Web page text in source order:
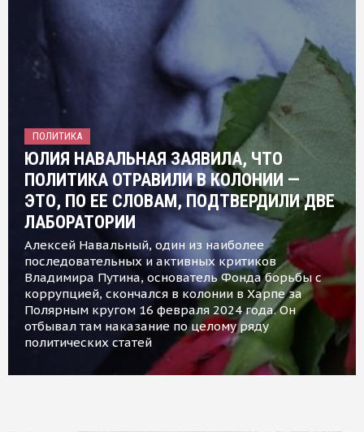
ПОЛИТИКА
ЮЛИЯ НАВАЛЬНАЯ ЗАЯВИЛА, ЧТО
ПОЛИТИКА ОТРАВИЛИ В КОЛОНИИ —
ЭТО, ПО ЕЕ СЛОВАМ, ПОДТВЕРДИЛИ ДВЕ
ЛАБОРАТОРИИ
Алексей Навальный, один из наиболее
последовательных и активных критиков
Владимира Путина, основатель Фонда борьбы с
коррупцией, скончался в колонии в Харпе за
Полярным кругом 16 февраля 2024 года. Он
отбывал там наказание по целому ряду
политических статей